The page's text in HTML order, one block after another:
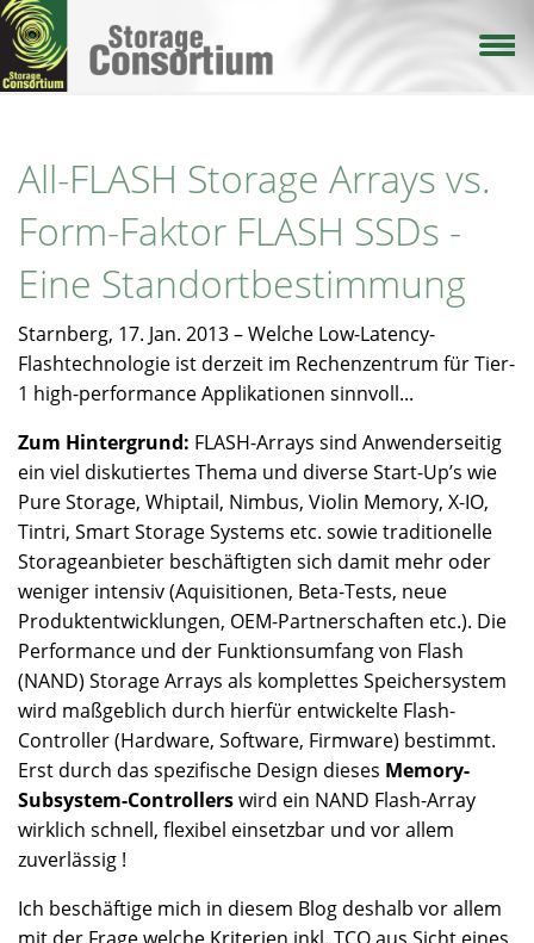
Direkt
zum
Inhalt
All-FLASH Storage Arrays vs.
Form-Faktor FLASH SSDs -
Eine Standortbestimmung
Starnberg, 17. Jan. 2013 – Welche Low-Latency-
Flashtechnologie ist derzeit im Rechenzentrum für Tier-
1 high-performance Applikationen sinnvoll...
Zum Hintergrund: FLASH-Arrays sind Anwenderseitig
ein viel diskutiertes Thema und diverse Start-Up’s wie
Pure Storage, Whiptail, Nimbus, Violin Memory, X-IO,
Tintri, Smart Storage Systems etc. sowie traditionelle
Storageanbieter beschäftigten sich damit mehr oder
weniger intensiv (Aquisitionen, Beta-Tests, neue
Produktentwicklungen, OEM-Partnerschaften etc.). Die
Performance und der Funktionsumfang von Flash
(NAND) Storage Arrays als komplettes Speichersystem
wird maßgeblich durch hierfür entwickelte Flash-
Controller (Hardware, Software, Firmware) bestimmt.
Erst durch das spezifische Design dieses Memory-
Subsystem-Controllerswird ein NAND Flash-Array
wirklich schnell, flexibel einsetzbar und vor allem
zuverlässig !
Ich beschäftige mich in diesem Blog deshalb vor allem